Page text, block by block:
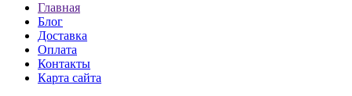
Главная
Блог
Доставка
Оплата
Контакты
Карта сайта